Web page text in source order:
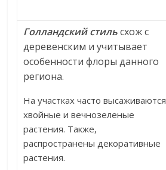
Голландский стильсхож с
деревенским и учитывает
особенности флоры данного
региона.
На участках часто высаживаются
хвойные и вечнозеленые
растения. Также,
распространены декоративные
растения.